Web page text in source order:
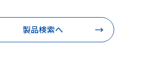
製品検索へ